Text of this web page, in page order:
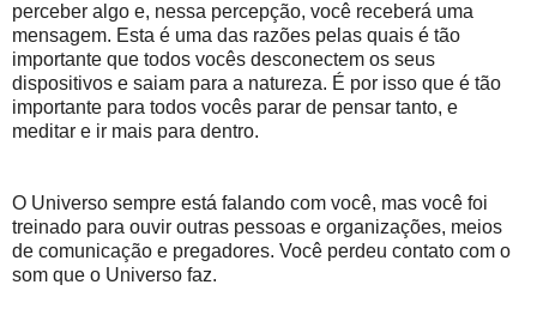
perceber algo e, nessa percepção, você receberá uma
mensagem. Esta é uma das razões pelas quais é tão
importante que todos vocês desconectem os seus
dispositivos e saiam para a natureza. É por isso que é tão
importante para todos vocês parar de pensar tanto, e
meditar e ir mais para dentro.
O Universo sempre está falando com você, mas você foi
treinado para ouvir outras pessoas e organizações, meios
de comunicação e pregadores. Você perdeu contato com o
som que o Universo faz.